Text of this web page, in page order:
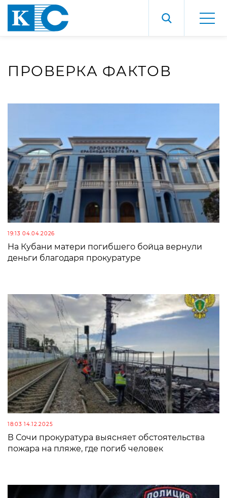
ПРОВЕРКА ФАКТОВ
19:13 04.04.2026
На Кубани матери погибшего бойца вернули
деньги благодаря прокуратуре
18:03 14.12.2025
В Сочи прокуратура выясняет обстоятельства
пожара на пляже, где погиб человек